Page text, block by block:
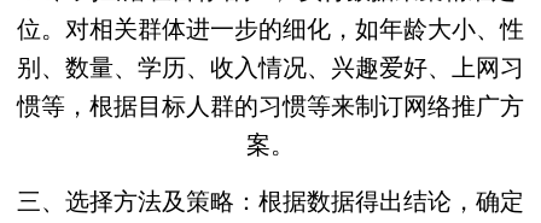
位。对相关群体进一步的细化，如年龄大小、性
别、数量、学历、收入情况、兴趣爱好、上网习
惯等，根据目标人群的习惯等来制订网络推广方
案。
三、选择方法及策略：根据数据得出结论，确定